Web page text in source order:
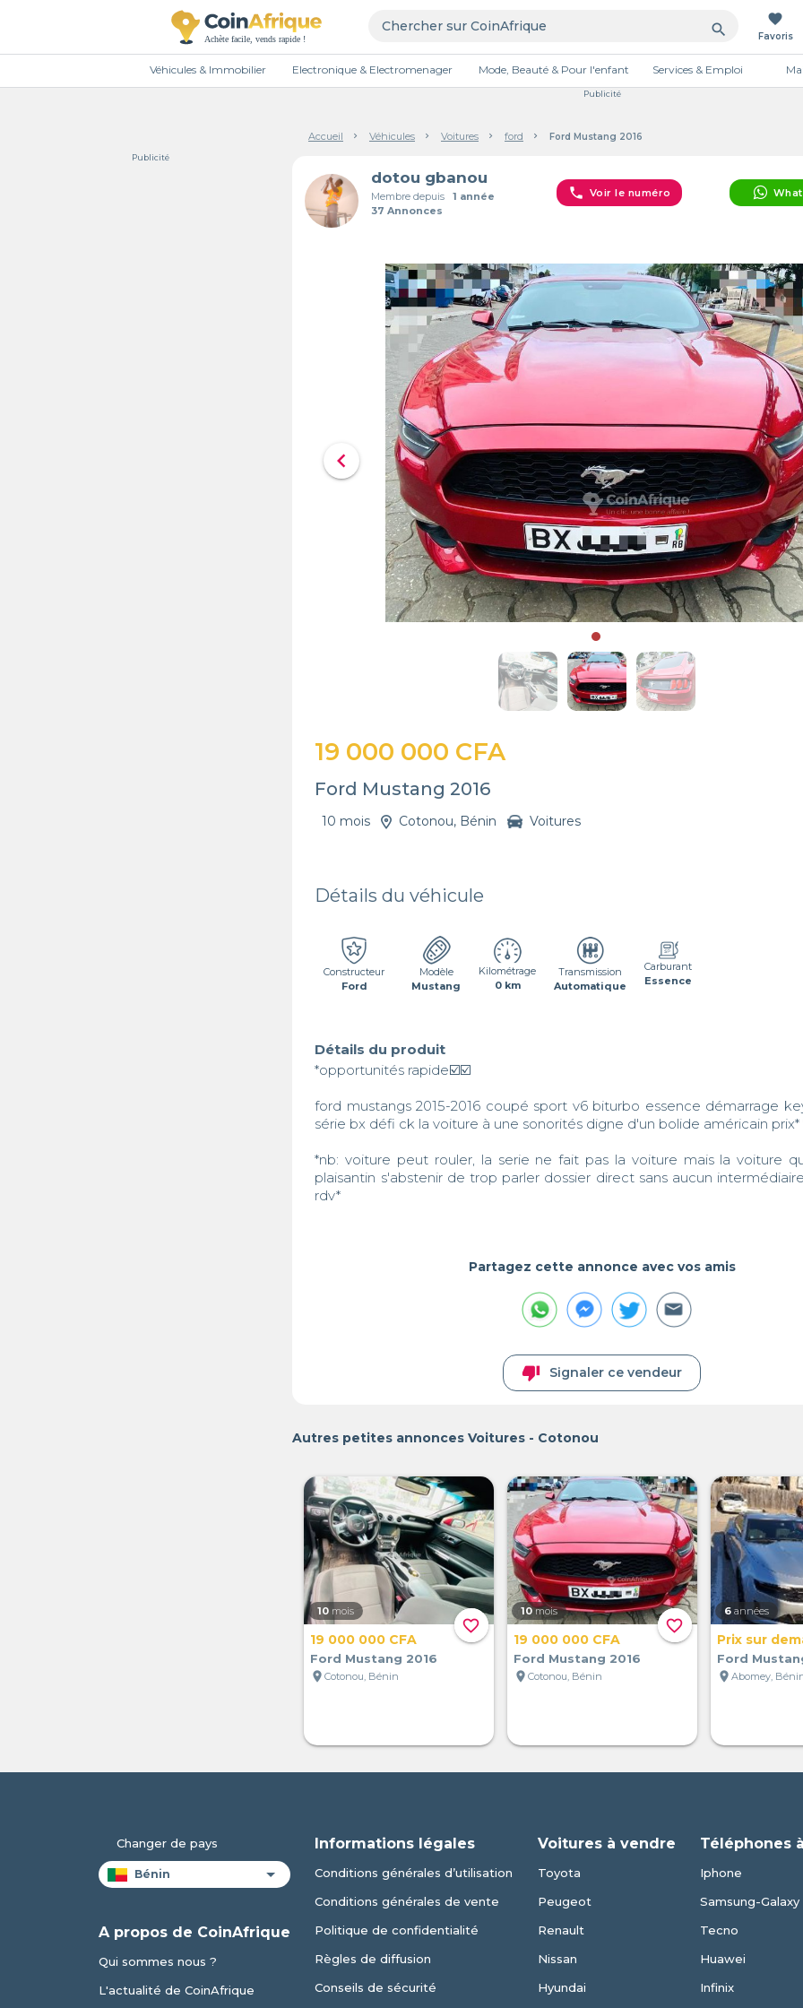
search
favorite
Favoris
Véhicules & Immobilier Electronique & Electromenager Mode, Beauté & Pour l'enfant Services & Emploi
Publicité
Accueil Véhicules Voitures ford Ford Mustang 2016
Publicité
dotou gbanou
Membre depuis1 année
37 Annonces
phone Voir le numéro
chevron_left
19 000 000 CFA
Ford Mustang 2016
10 mois Cotonou, Bénin Voitures
Détails du véhicule
Constructeur
Ford
Modèle
Mustang
Kilométrage
0 km
Transmission
Automatique
Carburant
Essence
Détails du produit
*opportunités rapide☑️☑️
ford mustangs 2015-2016 coupé sport v6 biturbo essence démarrage
série bx défi ck la voiture à une sonorités digne d'un bolide américain prix*
*nb: voiture peut rouler, la serie ne fait pas la voiture mais la voiture
plaisantin s'abstenir de trop parler dossier direct sans aucun
rdv*
Partagez cette annonce avec vos amis
thumb_down Signaler ce vendeur
Autres petites annonces Voitures - Cotonou
favorite_border
10 mois
19 000 000 CFA
Ford Mustang 2016
location_on Cotonou, Bénin
favorite_border
10 mois
19 000 000 CFA
Ford Mustang 2016
location_on Cotonou, Bénin
6 années
Prix sur
Ford
location_on Abomey,
Changer de pays
A propos de CoinAfrique
Qui sommes nous ?
L'actualité de CoinAfrique
Informations légales
Conditions générales d’utilisation
Conditions générales de vente
Politique de confidentialité
Règles de diffusion
Conseils de sécurité
Voitures à vendre
Toyota
Peugeot
Renault
Nissan
Hyundai
Téléphones
Iphone
Samsung-Galaxy
Tecno
Huawei
Infinix